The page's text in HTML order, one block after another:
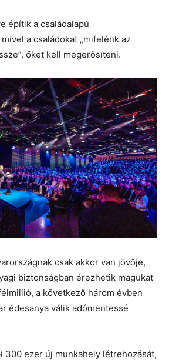
építik a családalapú
a családokat „mifelénk az
őket kell megerősíteni.
csak akkor van jövője,
biztonságban érezhetik magukat
a következő három évben
édesanya válik adómentessé
300 ezer új munkahely létrehozását,